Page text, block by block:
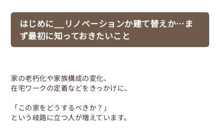
はじめに__リノベーションか建て替えか…ま
ず最初に知っておきたいこと
家の老朽化や家族構成の変化、
在宅ワークの定着などをきっかけに、
「この家をどうするべきか？」
という岐路に立つ人が増えています。